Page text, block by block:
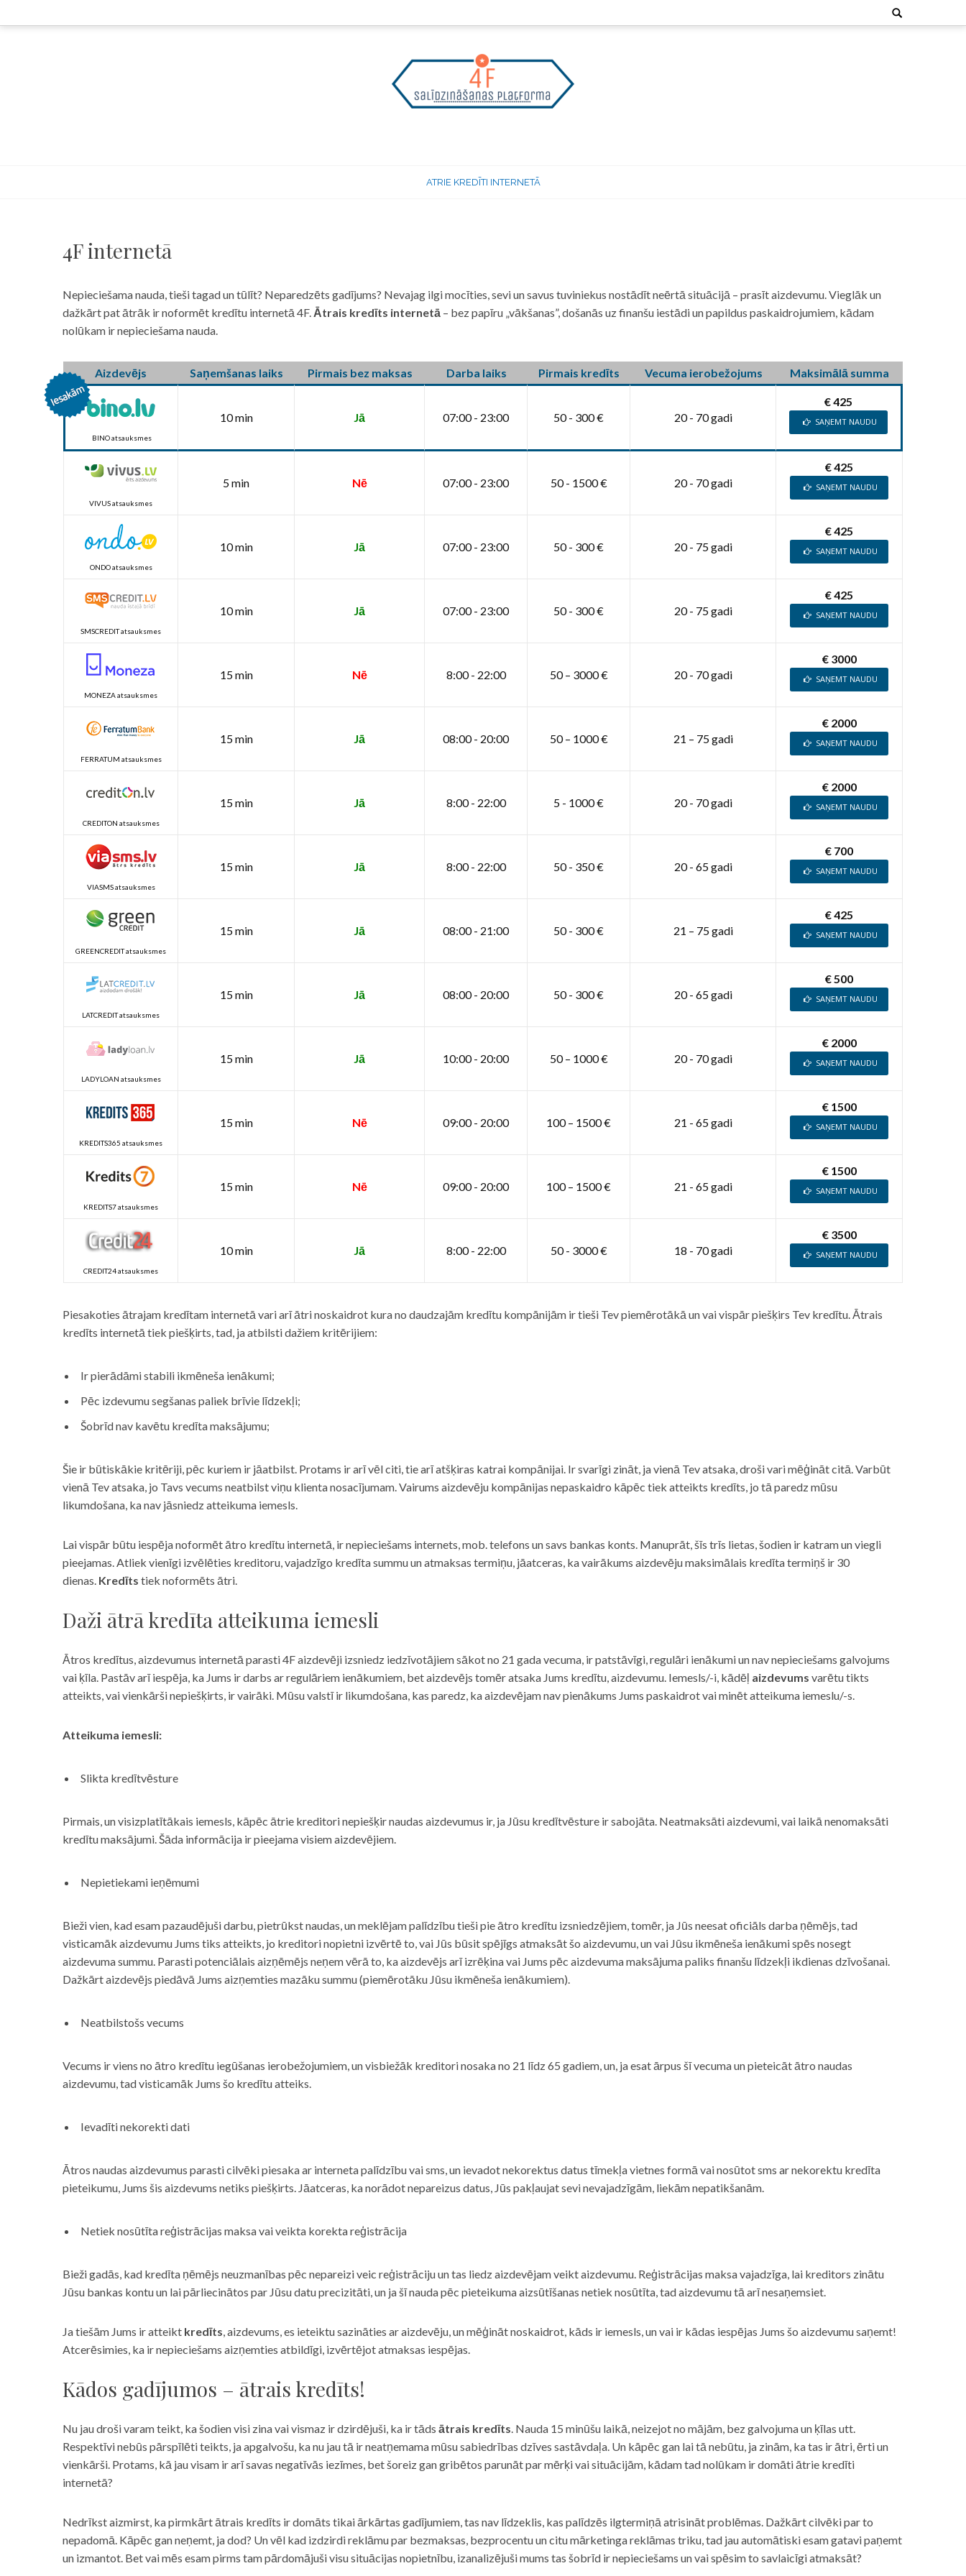
to
Search
for:
ATRIE KREDĪTI INTERNETĀ
4F internetā
Nepieciešama nauda, tieši tagad un tūlīt? Neparedzēts gadījums? Nevajag ilgi mocīties, sevi un savus tuviniekus nostādīt neērtā situācijā – prasīt aizdevumu. Vieglāk un
dažkārt pat ātrāk ir noformēt kredītu internetā 4F. Ātrais kredīts internetā – bez papīru „vākšanas”, došanās uz finanšu iestādi un papildus paskaidrojumiem, kādam
nolūkam ir nepieciešama nauda.
Aizdevējs Saņemšanas laiks Pirmais bez maksas Darba laiks Pirmais kredīts Vecuma ierobežojums Maksimālā summa
BINO atsauksmes
10 min Jā 07:00 - 23:00 50 - 300 € 20 - 70 gadi
€ 425
SAŅEMT NAUDU
VIVUS atsauksmes
5 min Nē 07:00 - 23:00 50 - 1500 € 20 - 70 gadi
€ 425
SAŅEMT NAUDU
ONDO atsauksmes
10 min Jā 07:00 - 23:00 50 - 300 € 20 - 75 gadi
€ 425
SAŅEMT NAUDU
SMSCREDIT atsauksmes
10 min Jā 07:00 - 23:00 50 - 300 € 20 - 75 gadi
€ 425
SAŅEMT NAUDU
MONEZA atsauksmes
15 min Nē 8:00 - 22:00 50 – 3000 € 20 - 70 gadi
€ 3000
SAŅEMT NAUDU
FERRATUM atsauksmes
15 min Jā 08:00 - 20:00 50 – 1000 € 21 – 75 gadi
€ 2000
SAŅEMT NAUDU
CREDITON atsauksmes
15 min Jā 8:00 - 22:00 5 - 1000 € 20 - 70 gadi
€ 2000
SAŅEMT NAUDU
VIASMS atsauksmes
15 min Jā 8:00 - 22:00 50 - 350 € 20 - 65 gadi
€ 700
SAŅEMT NAUDU
GREENCREDIT atsauksmes
15 min Jā 08:00 - 21:00 50 - 300 € 21 – 75 gadi
€ 425
SAŅEMT NAUDU
LATCREDIT atsauksmes
15 min Jā 08:00 - 20:00 50 - 300 € 20 - 65 gadi
€ 500
SAŅEMT NAUDU
LADYLOAN atsauksmes
15 min Jā 10:00 - 20:00 50 – 1000 € 20 - 70 gadi
€ 2000
SAŅEMT NAUDU
KREDITS365 atsauksmes
15 min Nē 09:00 - 20:00 100 – 1500 € 21 - 65 gadi
€ 1500
SAŅEMT NAUDU
KREDITS7 atsauksmes
15 min Nē 09:00 - 20:00 100 – 1500 € 21 - 65 gadi
€ 1500
SAŅEMT NAUDU
CREDIT24 atsauksmes
10 min Jā 8:00 - 22:00 50 - 3000 € 18 - 70 gadi
€ 3500
SAŅEMT NAUDU
Piesakoties ātrajam kredītam internetā vari arī ātri noskaidrot kura no daudzajām kredītu kompānijām ir tieši Tev piemērotākā un vai vispār piešķirs Tev kredītu. Ātrais
kredīts internetā tiek piešķirts, tad, ja atbilsti dažiem kritērijiem:
Ir pierādāmi stabili ikmēneša ienākumi;
Pēc izdevumu segšanas paliek brīvie līdzekļi;
Šobrīd nav kavētu kredīta maksājumu;
Šie ir būtiskākie kritēriji, pēc kuriem ir jāatbilst. Protams ir arī vēl citi, tie arī atšķiras katrai kompānijai. Ir svarīgi zināt, ja vienā Tev atsaka, droši vari mēģināt citā. Varbūt
vienā Tev atsaka, jo Tavs vecums neatbilst viņu klienta nosacījumam. Vairums aizdevēju kompānijas nepaskaidro kāpēc tiek atteikts kredīts, jo tā paredz mūsu
likumdošana, ka nav jāsniedz atteikuma iemesls.
Lai vispār būtu iespēja noformēt ātro kredītu internetā, ir nepieciešams internets, mob. telefons un savs bankas konts. Manuprāt, šīs trīs lietas, šodien ir katram un viegli
pieejamas. Atliek vienīgi izvēlēties kreditoru, vajadzīgo kredīta summu un atmaksas termiņu, jāatceras, ka vairākums aizdevēju maksimālais kredīta termiņš ir 30
dienas. Kredīts tiek noformēts ātri.
Daži ātrā kredīta atteikuma iemesli
Ātros kredītus, aizdevumus internetā parasti 4F aizdevēji izsniedz iedzīvotājiem sākot no 21 gada vecuma, ir patstāvīgi, regulāri ienākumi un nav nepieciešams galvojums
vai ķīla. Pastāv arī iespēja, ka Jums ir darbs ar regulāriem ienākumiem, bet aizdevējs tomēr atsaka Jums kredītu, aizdevumu. Iemesls/-i, kādēļ aizdevums varētu tikts
atteikts, vai vienkārši nepiešķirts, ir vairāki. Mūsu valstī ir likumdošana, kas paredz, ka aizdevējam nav pienākums Jums paskaidrot vai minēt atteikuma iemeslu/-s.
Atteikuma iemesli:
Slikta kredītvēsture
Pirmais, un visizplatītākais iemesls, kāpēc ātrie kreditori nepiešķir naudas aizdevumus ir, ja Jūsu kredītvēsture ir sabojāta. Neatmaksāti aizdevumi, vai laikā nenomaksāti
kredītu maksājumi. Šāda informācija ir pieejama visiem aizdevējiem.
Nepietiekami ieņēmumi
Bieži vien, kad esam pazaudējuši darbu, pietrūkst naudas, un meklējam palīdzību tieši pie ātro kredītu izsniedzējiem, tomēr, ja Jūs neesat oficiāls darba ņēmējs, tad
visticamāk aizdevumu Jums tiks atteikts, jo kreditori nopietni izvērtē to, vai Jūs būsit spējīgs atmaksāt šo aizdevumu, un vai Jūsu ikmēneša ienākumi spēs nosegt
aizdevuma summu. Parasti potenciālais aizņēmējs neņem vērā to, ka aizdevējs arī izrēķina vai Jums pēc aizdevuma maksājuma paliks finanšu līdzekļi ikdienas dzīvošanai.
Dažkārt aizdevējs piedāvā Jums aizņemties mazāku summu (piemērotāku Jūsu ikmēneša ienākumiem).
Neatbilstošs vecums
Vecums ir viens no ātro kredītu iegūšanas ierobežojumiem, un visbiežāk kreditori nosaka no 21 līdz 65 gadiem, un, ja esat ārpus šī vecuma un pieteicāt ātro naudas
aizdevumu, tad visticamāk Jums šo kredītu atteiks.
Ievadīti nekorekti dati
Ātros naudas aizdevumus parasti cilvēki piesaka ar interneta palīdzību vai sms, un ievadot nekorektus datus tīmekļa vietnes formā vai nosūtot sms ar nekorektu kredīta
pieteikumu, Jums šis aizdevums netiks piešķirts. Jāatceras, ka norādot nepareizus datus, Jūs pakļaujat sevi nevajadzīgām, liekām nepatikšanām.
Netiek nosūtīta reģistrācijas maksa vai veikta korekta reģistrācija
Bieži gadās, kad kredīta ņēmējs neuzmanības pēc nepareizi veic reģistrāciju un tas liedz aizdevējam veikt aizdevumu. Reģistrācijas maksa vajadzīga, lai kreditors zinātu
Jūsu bankas kontu un lai pārliecinātos par Jūsu datu precizitāti, un ja šī nauda pēc pieteikuma aizsūtīšanas netiek nosūtīta, tad aizdevumu tā arī nesaņemsiet.
Ja tiešām Jums ir atteikt kredīts, aizdevums, es ieteiktu sazināties ar aizdevēju, un mēģināt noskaidrot, kāds ir iemesls, un vai ir kādas iespējas Jums šo aizdevumu saņemt!
Atcerēsimies, ka ir nepieciešams aizņemties atbildīgi, izvērtējot atmaksas iespējas.
Kādos gadījumos – ātrais kredīts!
Nu jau droši varam teikt, ka šodien visi zina vai vismaz ir dzirdējuši, ka ir tāds ātrais kredīts. Nauda 15 minūšu laikā, neizejot no mājām, bez galvojuma un ķīlas utt.
Respektīvi nebūs pārspīlēti teikts, ja apgalvošu, ka nu jau tā ir neatņemama mūsu sabiedrības dzīves sastāvdaļa. Un kāpēc gan lai tā nebūtu, ja zinām, ka tas ir ātri, ērti un
vienkārši. Protams, kā jau visam ir arī savas negatīvās iezīmes, bet šoreiz gan gribētos parunāt par mērķi vai situācijām, kādam tad nolūkam ir domāti ātrie kredīti
internetā?
Nedrīkst aizmirst, ka pirmkārt ātrais kredīts ir domāts tikai ārkārtas gadījumiem, tas nav līdzeklis, kas palīdzēs ilgtermiņā atrisināt problēmas. Dažkārt cilvēki par to
nepadomā. Kāpēc gan neņemt, ja dod? Un vēl kad izdzirdi reklāmu par bezmaksas, bezprocentu un citu mārketinga reklāmas triku, tad jau automātiski esam gatavi paņemt
un izmantot. Bet vai mēs esam pirms tam pārdomājuši visu situācijas nopietnību, izanalizējuši mums tas šobrīd ir nepieciešams un vai spēsim to savlaicīgi atmaksāt?